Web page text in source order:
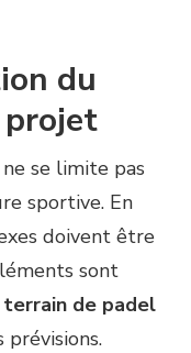
du
se limite pas
sportive. En
doivent être
sont
de padel